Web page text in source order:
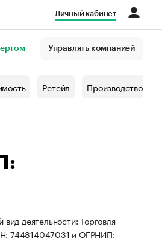
Личный кабинет
Управлять компанией
Ретейл Производство
деятельности: Торговля
744814047031 и ОГРНИП: